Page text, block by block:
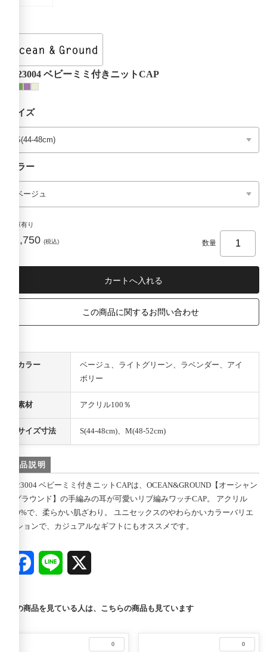
4523004 ベビーミミ付きニットCAP
サイズ
カラー
在庫有り
¥2,750 (税込) 数量
この商品に関するお問い合わせ
カラー
ベージュ、ライトグリーン、ラベンダー、アイ
ボリー
素材 アクリル100％
サイズ寸法 S(44-48cm)、M(48-52cm)
商品説明
4523004 ベビーミミ付きニットCAPは、OCEAN&GROUND【オーシャン
&グラウンド】の手編みの耳が可愛いリブ編みワッチCAP。 アクリル
100%で、柔らかい肌ざわり。 ユニセックスのやわらかいカラーバリエ
ーションで、カジュアルなギフトにもオススメです。
FacebookLine
この商品を見ている人は、こちらの商品も見ています
0 0